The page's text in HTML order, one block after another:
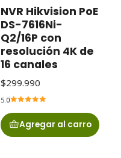
NVR Hikvision PoE
DS-7616Ni-
Q2/16P con
resolución 4K de
16 canales
$299.990
5.0
Agregar al carro